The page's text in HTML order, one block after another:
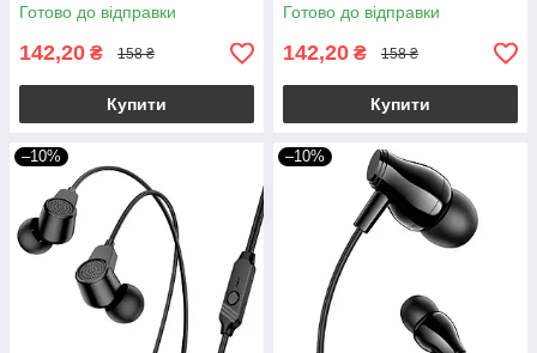
Готово до відправки
142,20 ₴ 158 ₴
Купити
Готово до відправки
142,20 ₴ 158 ₴
Купити
–10% –10%